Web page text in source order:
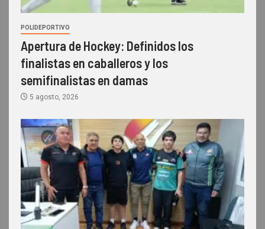
POLIDEPORTIVO
Apertura de Hockey: Definidos los
finalistas en caballeros y los
semifinalistas en damas
5 agosto, 2026